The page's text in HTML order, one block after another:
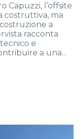
Capuzzi, l’offsite
costruttiva, ma
a
racconta
e
a una...